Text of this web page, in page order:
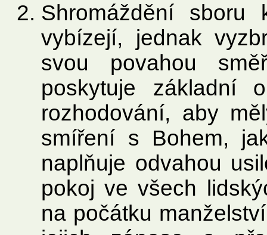
Shromáždění
vybízejí, jednak
svou povahou
poskytuje základní
rozhodování, aby
smíření s Bohem,
naplňuje odvahou
pokoj ve všech
na počátku